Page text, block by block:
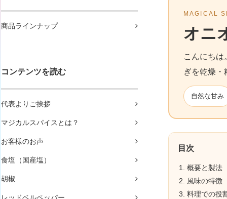
商品ラインナップ
コンテンツを読む
代表よりご挨拶
マジカルスパイスとは？
お客様のお声
食塩（国産塩）
胡椒
MAGICAL
オニ
こんにちは
ぎを乾燥・
自然な甘み
目次
概要と製法
風味の特徴
料理での役